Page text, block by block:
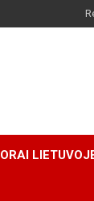
ORAI